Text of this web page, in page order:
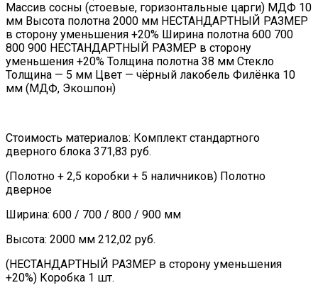
Массив сосны (стоевые, горизонтальные царги) МДФ 10
мм Высота полотна 2000 мм НЕСТАНДАРТНЫЙ РАЗМЕР
в сторону уменьшения +20% Ширина полотна 600 700
800 900 НЕСТАНДАРТНЫЙ РАЗМЕР в сторону
уменьшения +20% Толщина полотна 38 мм Стекло
Толщина — 5 мм Цвет — чёрный лакобель Филёнка 10
мм (МДФ, Экошпон)
Стоимость материалов: Комплект стандартного
дверного блока 371,83 руб.
(Полотно + 2,5 коробки + 5 наличников) Полотно
дверное
Ширина: 600 / 700 / 800 / 900 мм
Высота: 2000 мм 212,02 руб.
(НЕСТАНДАРТНЫЙ РАЗМЕР в сторону уменьшения
+20%) Коробка 1 шт.